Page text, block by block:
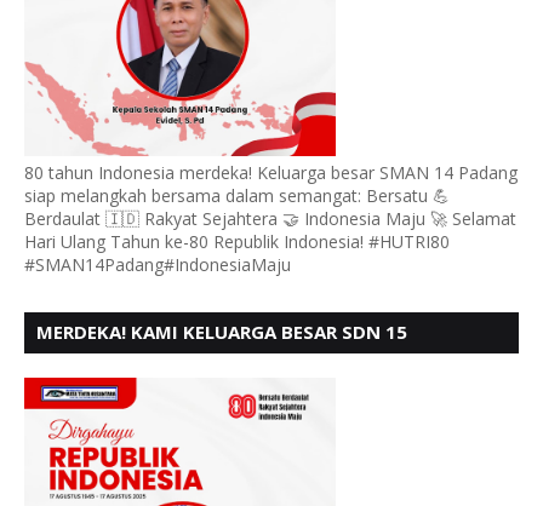
80 tahun Indonesia merdeka! Keluarga besar SMAN 14 Padang
siap melangkah bersama dalam semangat: Bersatu 💪
Berdaulat 🇮🇩 Rakyat Sejahtera 🤝 Indonesia Maju 🚀 Selamat
Hari Ulang Tahun ke-80 Republik Indonesia! #HUTRI80
#SMAN14Padang#IndonesiaMaju
MERDEKA! KAMI KELUARGA BESAR SDN 15